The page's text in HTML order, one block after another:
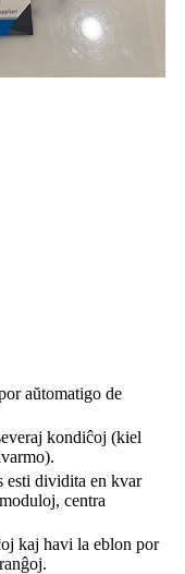
aŭtomatigo de
kondiĉoj (kiel
esti dividita en kvar
centra
kaj havi la eblon por